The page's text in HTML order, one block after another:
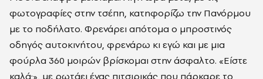
φωτογραφίες στην τσέπη, κατηφορίζω την Πανόρμου
με το ποδήλατο. Φρενάρει απότομα ο μπροστινός
οδηγός αυτοκινήτου, φρενάρω κι εγώ και με μια
φούρλα 360 μοιρών βρίσκομαι στην άσφαλτο. «Είστε
καλά;», με ρωτάει ένας πιτσιρικάς που πάρκαρε το